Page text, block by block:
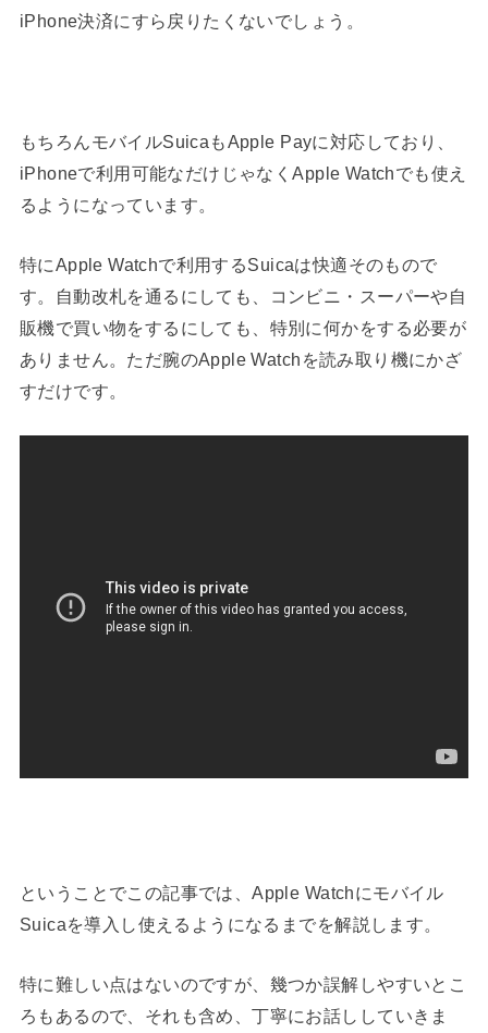
iPhone決済にすら戻りたくないでしょう。
もちろんモバイルSuicaもApple Payに対応しており、
iPhoneで利用可能なだけじゃなくApple Watchでも使え
るようになっています。
特にApple Watchで利用するSuicaは快適そのもので
す。自動改札を通るにしても、コンビニ・スーパーや自
販機で買い物をするにしても、特別に何かをする必要が
ありません。ただ腕のApple Watchを読み取り機にかざ
すだけです。
ということでこの記事では、Apple Watchにモバイル
Suicaを導入し使えるようになるまでを解説します。
特に難しい点はないのですが、幾つか誤解しやすいとこ
ろもあるので、それも含め、丁寧にお話ししていきま